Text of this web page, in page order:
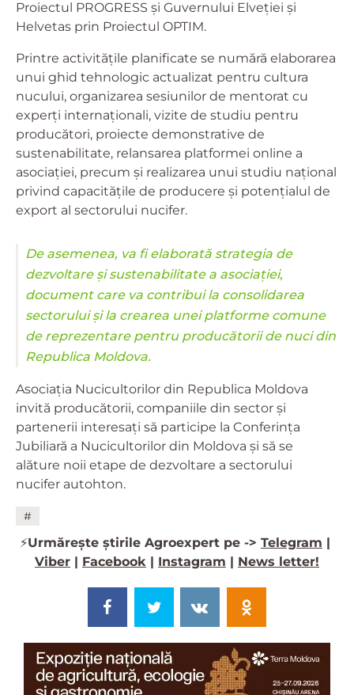
Proiectul PROGRESS și Guvernului Elveției și
Helvetas prin Proiectul OPTIM.
Printre activitățile planificate se numără elaborarea
unui ghid tehnologic actualizat pentru cultura
nucului, organizarea sesiunilor de mentorat cu
experți internaționali, vizite de studiu pentru
producători, proiecte demonstrative de
sustenabilitate, relansarea platformei online a
asociației, precum și realizarea unui studiu național
privind capacitățile de producere și potențialul de
export al sectorului nucifer.
De asemenea, va fi elaborată strategia de
dezvoltare și sustenabilitate a asociației,
document care va contribui la consolidarea
sectorului și la crearea unei platforme comune
de reprezentare pentru producătorii de nuci din
Republica Moldova.
Asociația Nucicultorilor din Republica Moldova
invită producătorii, companiile din sector și
partenerii interesați să participe la Conferința
Jubiliară a Nucicultorilor din Moldova și să se
alăture noii etape de dezvoltare a sectorului
nucifer autohton.
#
⚡️Urmărește știrile Agroexpert pe -> Telegram |
Viber | Facebook | Instagram | News letter!